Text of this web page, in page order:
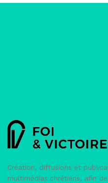
Création, diffusions et
multimédias chrétiens, afin